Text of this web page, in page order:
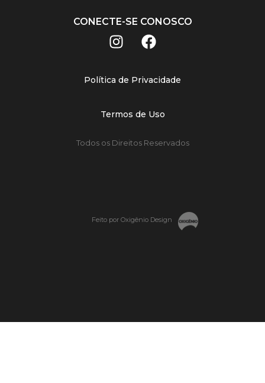
CONECTE-SE CONOSCO
Política de Privacidade
Termos de Uso
Todos os Direitos Reservados
Feito por Oxigênio Design